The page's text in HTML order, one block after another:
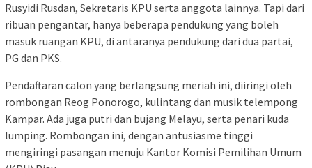
Rusyidi Rusdan, Sekretaris KPU serta anggota lainnya. Tapi dari
ribuan pengantar, hanya beberapa pendukung yang boleh
masuk ruangan KPU, di antaranya pendukung dari dua partai,
PG dan PKS.
Pendaftaran calon yang berlangsung meriah ini, diiringi oleh
rombongan Reog Ponorogo, kulintang dan musik telempong
Kampar. Ada juga putri dan bujang Melayu, serta penari kuda
lumping. Rombongan ini, dengan antusiasme tinggi
mengiringi pasangan menuju Kantor Komisi Pemilihan Umum